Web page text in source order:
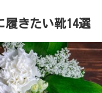
履きたい靴14選